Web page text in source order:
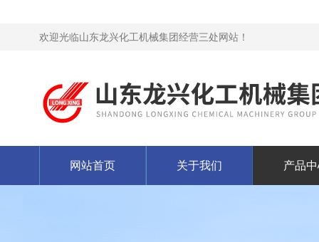
欢迎光临山东龙兴化工机械集团经营三处网站！
网站首页 关于我们 产品